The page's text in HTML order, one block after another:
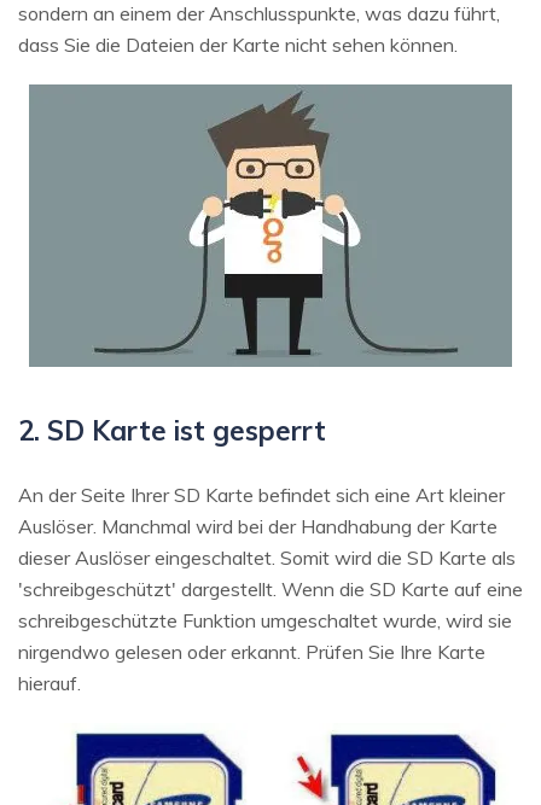
sondern an einem der Anschlusspunkte, was dazu führt,
dass Sie die Dateien der Karte nicht sehen können.
2. SD Karte ist gesperrt
An der Seite Ihrer SD Karte befindet sich eine Art kleiner
Auslöser. Manchmal wird bei der Handhabung der Karte
dieser Auslöser eingeschaltet. Somit wird die SD Karte als
'schreibgeschützt' dargestellt. Wenn die SD Karte auf eine
schreibgeschützte Funktion umgeschaltet wurde, wird sie
nirgendwo gelesen oder erkannt. Prüfen Sie Ihre Karte
hierauf.